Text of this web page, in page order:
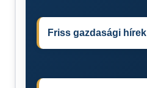
Friss gazdasági hírek